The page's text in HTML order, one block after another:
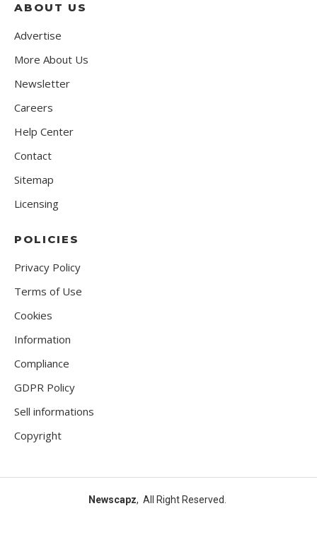
ABOUT US
Advertise
More About Us
Newsletter
Careers
Help Center
Contact
Sitemap
Licensing
POLICIES
Privacy Policy
Terms of Use
Cookies
Information
Compliance
GDPR Policy
Sell informations
Copyright
Newscapz, All Right Reserved.